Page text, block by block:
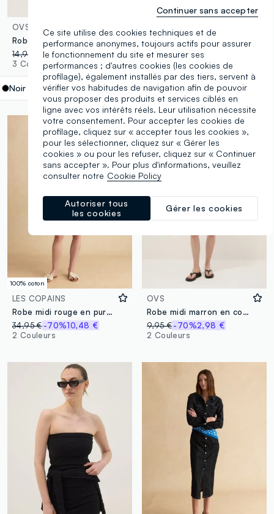
OVS
Robe noire ajustée en modal stretch côtelé à bretelles
14,95 €
-70%4,48 €
3 Couleurs
Noir label.selectsize
Robe noire ajustée sans manches avec fente au dos
24,95 €-30%17,46 €
1 Couleurs
100% coton
LES COPAINS
Robe midi rouge en pur coton avec ceinture
34,95 €-70%10,48 €
2 Couleurs
OVS
Robe midi marron en coton stretch
9,95 €-70%2,98 €
2 Couleurs
Ce site utilise des cookies techniques et de
performance anonymes, toujours actifs pour assurer
le fonctionnement du site et mesurer ses
performances ; d'autres cookies (les cookies de
profilage), également installés par des tiers, servent à
vérifier vos habitudes de navigation afin de pouvoir
vous proposer des produits et services ciblés en
ligne avec vos intérêts réels. Leur utilisation nécessite
votre consentement. Pour accepter les cookies de
profilage, cliquez sur « accepter tous les cookies »,
pour les sélectionner, cliquez sur « Gérer les
cookies » ou pour les refuser, cliquez sur « Continuer
sans accepter ». Pour plus d'informations, veuillez
consulter notre Cookie Policy
Gérer les cookies
Autoriser tous
les cookies
Continuer sans accepter